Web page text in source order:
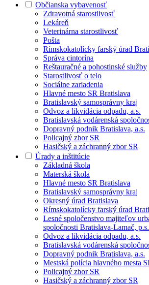
Občianska vybavenosť
Zdravotná starostlivosť
Lekáreň
Veterinárna starostlivosť
Pošta
Rímskokatolícky farský úrad
Správa cintorína
Reštauračné a pohostinské služby
Starostlivosť o telo
Sociálne zariadenia
Hlavné mesto SR Bratislava
Bratislavský samosprávny kraj
Odvoz a likvidácia odpadu, a.s.
Bratislavská vodárenská
Dopravný podnik Bratislava, a.s.
Policajný zbor SR
Hasičský a záchranný zbor SR
Úrady a inštitúcie
Základná škola
Materská škola
Hlavné mesto SR Bratislava
Bratislavský samosprávny kraj
Okresný úrad Bratislava
Rímskokatolícky farský úrad
Lesné spoločenstvo majiteľov
spoločnosti Bratislava-Lamač, p.s.
Odvoz a likvidácia odpadu, a.s.
Bratislavská vodárenská
Dopravný podnik Bratislava, a.s.
Mestská polícia hlavného mesta
Policajný zbor SR
Hasičský a záchranný zbor SR